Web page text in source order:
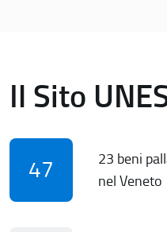
Il Sito
47
23 beni
nel Veneto